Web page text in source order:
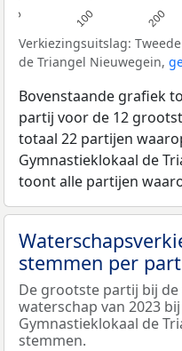
0 100 200
Verkiezingsuitslag:
de Triangel Nieuwegein,
Bovenstaande grafiek
partij voor de 12
totaal 22 partijen
Gymnastieklokaal de
toont alle partijen
stemmen per
De grootste partij bij
waterschap van 2023
Gymnastieklokaal de
stemmen.